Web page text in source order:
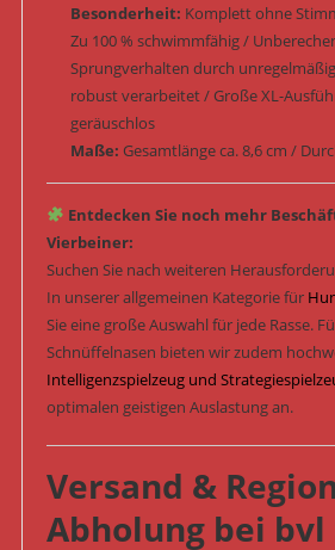
Besonderheit: Komplett ohne
Zu 100 % schwimmfähig /
Sprungverhalten durch
robust verarbeitet / Große XL-
geräuschlos
Maße: Gesamtlänge ca. 8,6 cm /
Entdecken Sie noch mehr
Vierbeiner:
Suchen Sie nach weiteren
In unserer allgemeinen Kategorie für
Sie eine große Auswahl für jede Rasse.
Schnüffelnasen bieten wir zudem
Intelligenzspielzeug und
optimalen geistigen Auslastung an.
Versand &
Abholung bei bvl